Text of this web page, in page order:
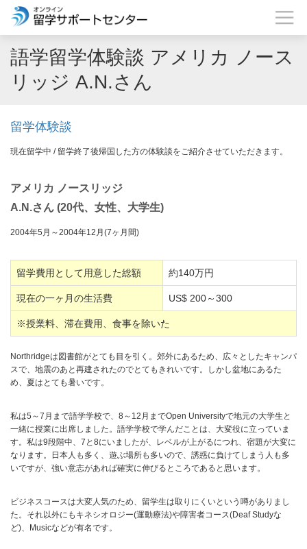
語学留学体験談 アメリカ ノース
リッジ A.N.さん
留学体験談
現在留学中 / 留学終了後帰国した方の体験談をご紹介させていただきます。
アメリカ ノースリッジ
A.N.さん (20代、女性、大学生)
2004年5月～2004年12月(7ヶ月間)
留学費用として用意した総額 約140万円
現在の一ヶ月の生活費 US$ 200～300
※授業料、滞在費用、食事を除いた
Northridgeは図書館がとても目を引く。郊外にあるため、広々としたキャンパ
スで、地震のあと再建されたのでとてもきれいです。しかし盆地にあるた
め、夏はとても暑いです。
私は5～7月まで語学学校で、8～12月までOpen Universityで地元の大学生と
一緒に授業に出席しました。語学学校で学んだことは、大変役に立っていま
す。私は9段階中、7と8にいましたが、レベルが上がるにつれ、宿題が大変に
なります。日本人も多く、遊ぶ場所も多いので、誘惑に負けてしまう人も多
いですが、強い意志があれば確実に伸びるところであると思います。
ビジネスコースは大変人気のため、留学生は取りにくいという噂がありまし
た。それ以外にもキネシオロジー(運動療法)や障害者コース(Deaf Studyな
ど)、Musicなどが有名です。